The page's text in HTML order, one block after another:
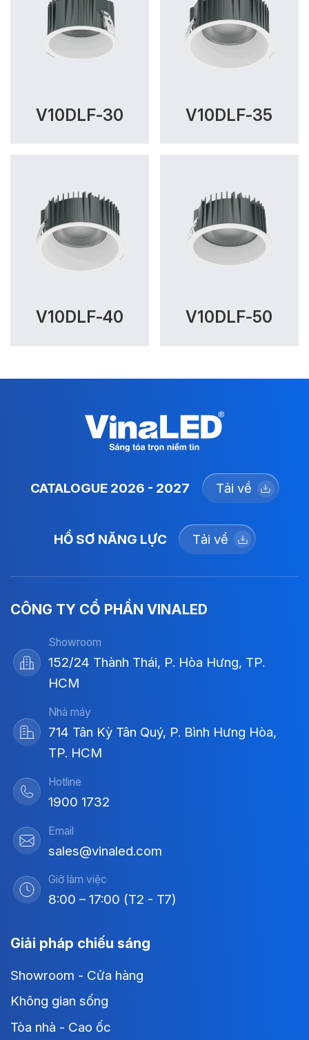
V10DLF-30 V10DLF-35
V10DLF-40 V10DLF-50
CATALOGUE 2026 - 2027 Tải về
HỒ SƠ NĂNG LỰC Tải về
CÔNG TY CỔ PHẦN VINALED
Showroom
152/24 Thành Thái, P. Hòa Hưng, TP.
HCM
Nhà máy
714 Tân Kỳ Tân Quý, P. Bình Hưng Hòa,
TP. HCM
Hotline
1900 1732
Email
sales@vinaled.com
Giờ làm việc
8:00 – 17:00 (T2 - T7)
Giải pháp chiếu sáng
Showroom - Cửa hàng
Không gian sống
Tòa nhà - Cao ốc